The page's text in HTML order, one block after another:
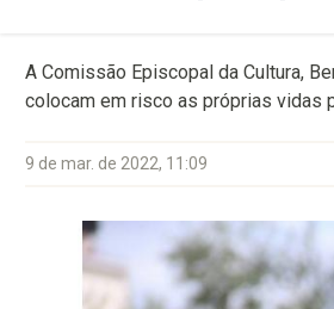
A Comissão Episcopal da Cultura,
colocam em risco as próprias vidas
9 de mar. de 2022, 11:09